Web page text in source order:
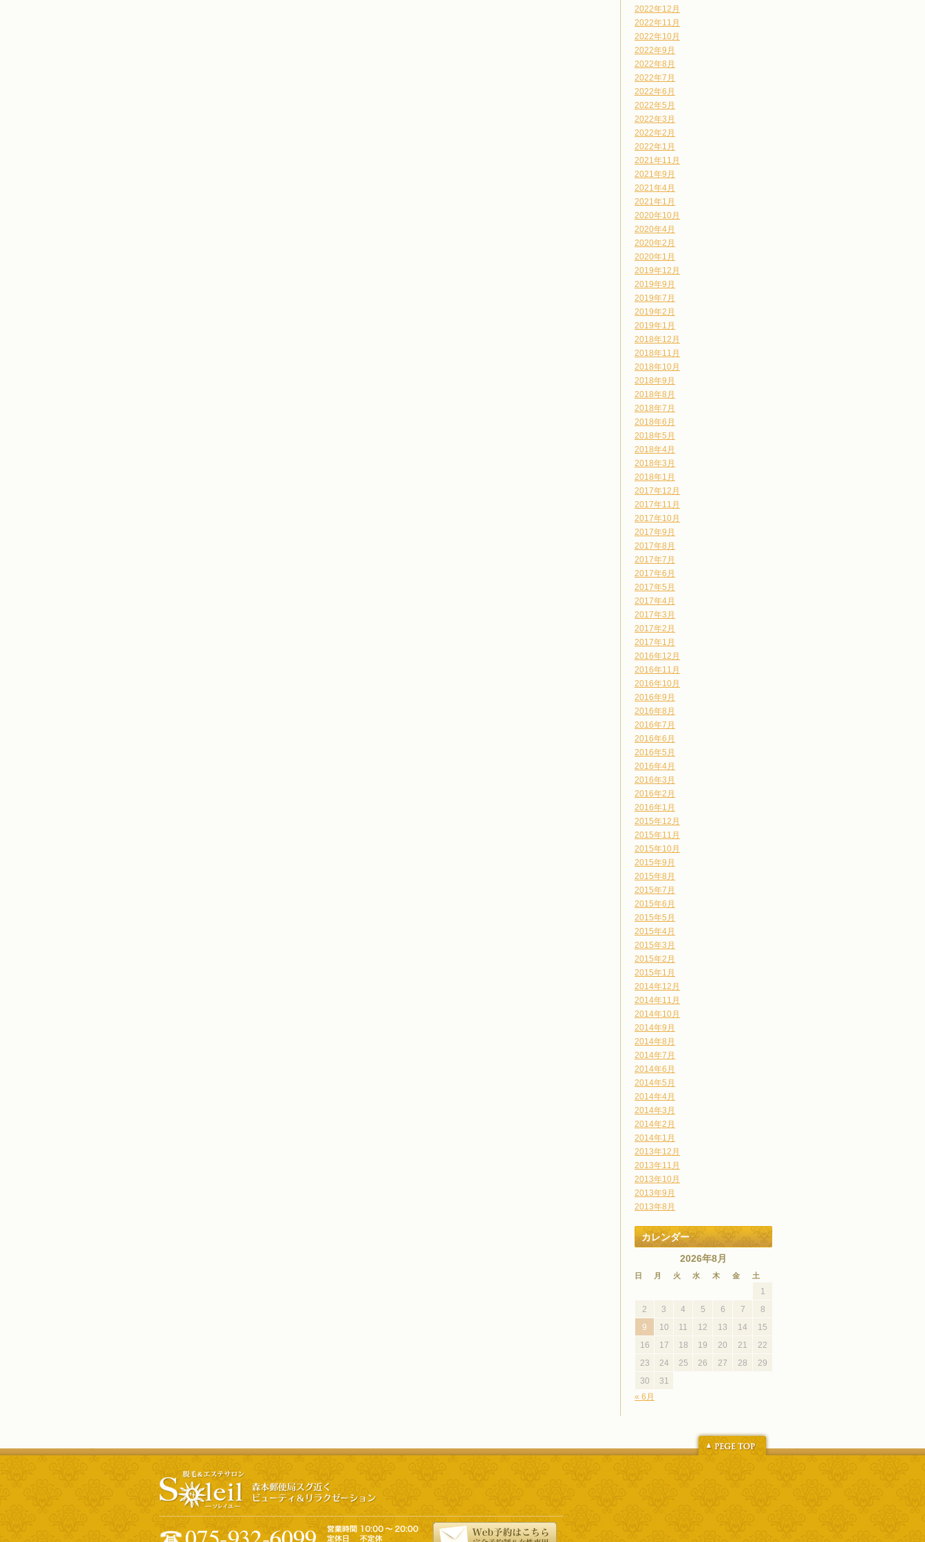
2022年12月
2022年11月
2022年10月
2022年9月
2022年8月
2022年7月
2022年6月
2022年5月
2022年3月
2022年2月
2022年1月
2021年11月
2021年9月
2021年4月
2021年1月
2020年10月
2020年4月
2020年2月
2020年1月
2019年12月
2019年9月
2019年7月
2019年2月
2019年1月
2018年12月
2018年11月
2018年10月
2018年9月
2018年8月
2018年7月
2018年6月
2018年5月
2018年4月
2018年3月
2018年1月
2017年12月
2017年11月
2017年10月
2017年9月
2017年8月
2017年7月
2017年6月
2017年5月
2017年4月
2017年3月
2017年2月
2017年1月
2016年12月
2016年11月
2016年10月
2016年9月
2016年8月
2016年7月
2016年6月
2016年5月
2016年4月
2016年3月
2016年2月
2016年1月
2015年12月
2015年11月
2015年10月
2015年9月
2015年8月
2015年7月
2015年6月
2015年5月
2015年4月
2015年3月
2015年2月
2015年1月
2014年12月
2014年11月
2014年10月
2014年9月
2014年8月
2014年7月
2014年6月
2014年5月
2014年4月
2014年3月
2014年2月
2014年1月
2013年12月
2013年11月
2013年10月
2013年9月
2013年8月
カレンダー
2026年8月
日 月 火 水 木 金 土
« 6月
1
2
3 4 5 6 7
8
9
10 11 12 13 14
15
16
17 18 19 20 21
22
23
24 25 26 27 28
29
30
31